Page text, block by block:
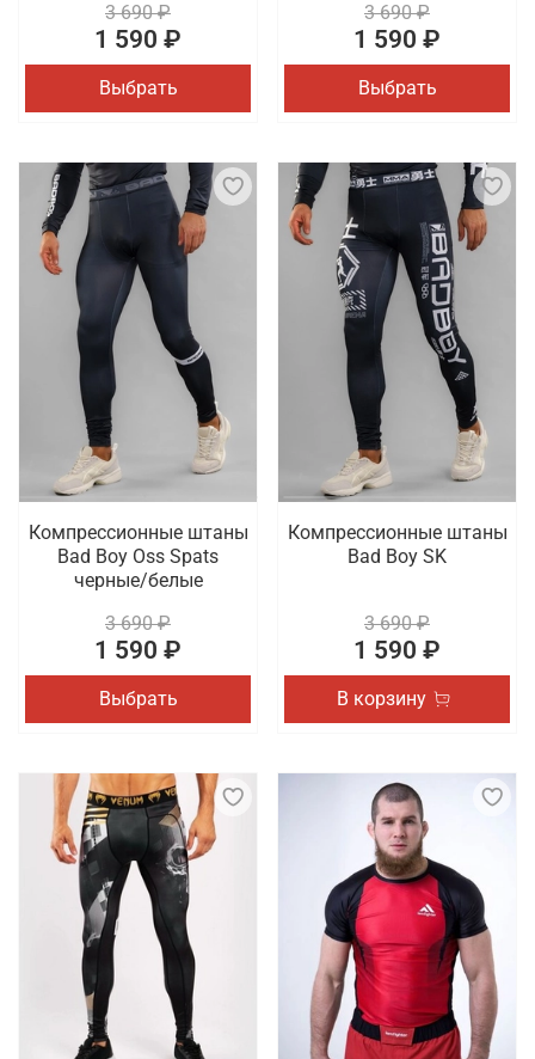
3 690 ₽
1 590 ₽
Выбрать
3 690 ₽
1 590 ₽
Выбрать
Компрессионные штаны
Bad Boy Oss Spats
черные/белые
3 690 ₽
1 590 ₽
Выбрать
Компрессионные штаны
Bad Boy SK
3 690 ₽
1 590 ₽
В корзину